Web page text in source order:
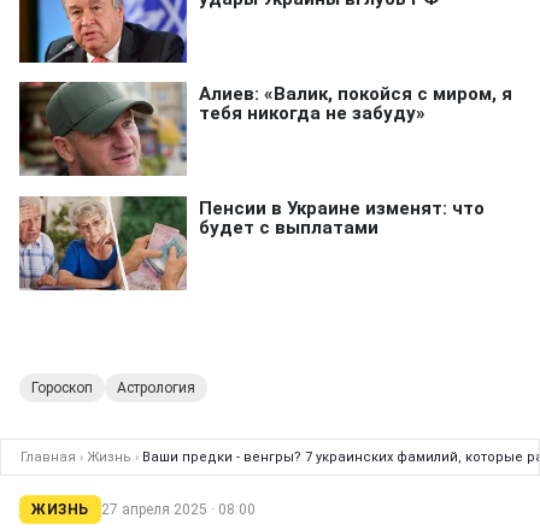
Гороскоп Астрология
Главная › Жизнь › Ваши предки - венгры? 7 украинских фамилий, которые
ЖИЗНЬ 27 апреля 2025 · 08:00